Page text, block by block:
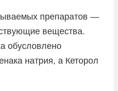
препаратов —
вещества.
обусловлено
натрия, а Кеторол